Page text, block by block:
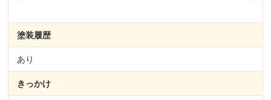
塗装履歴
あり
きっかけ